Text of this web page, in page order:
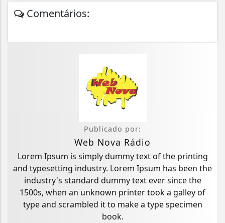
Comentários:
Publicado por:
Web Nova Rádio
Lorem Ipsum is simply dummy text of the printing
and typesetting industry. Lorem Ipsum has been the
industry's standard dummy text ever since the
1500s, when an unknown printer took a galley of
type and scrambled it to make a type specimen
book.